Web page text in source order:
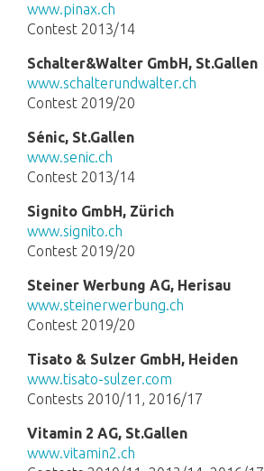
www.pinax.ch
Contest 2013/14
Schalter&Walter GmbH, St.Gallen
www.schalterundwalter.ch
Contest 2019/20
Sénic, St.Gallen
www.senic.ch
Contest 2013/14
Signito GmbH, Zürich
www.signito.ch
Contest 2019/20
Steiner Werbung AG, Herisau
www.steinerwerbung.ch
Contest 2019/20
Tisato & Sulzer GmbH, Heiden
www.tisato-sulzer.com
Contests 2010/11, 2016/17
Vitamin 2 AG, St.Gallen
www.vitamin2.ch